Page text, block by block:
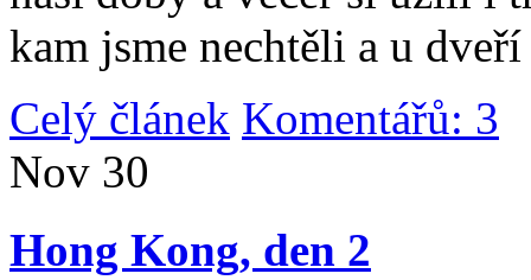
kam jsme nechtěli a u
Celý článek Komentářů: 3
Nov 30
Hong Kong, den 2